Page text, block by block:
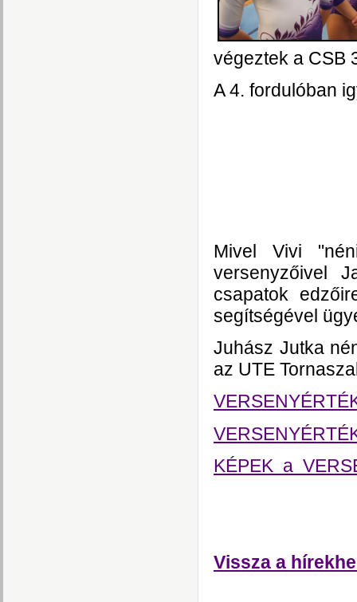
végeztek a CSB
A 4. fordulóban
Mivel Vivi
versenyzőivel
csapatok
segítségével
Juhász Jutka
az UTE
KÉPEK a
Vissza a